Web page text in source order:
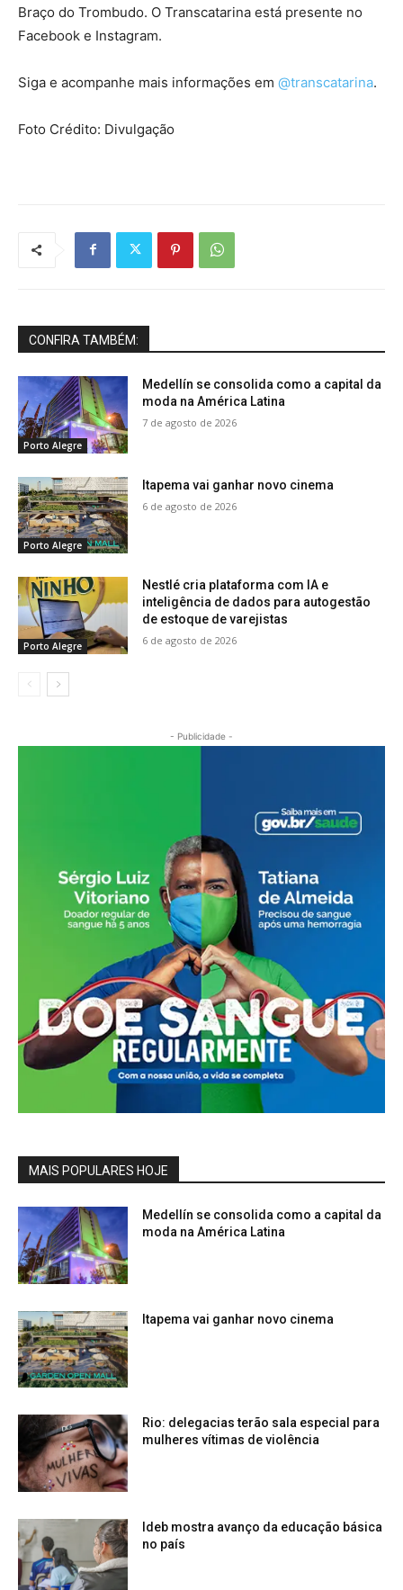
Braço do Trombudo. O Transcatarina está presente no
Facebook e Instagram.
Siga e acompanhe mais informações em @transcatarina.
Foto Crédito: Divulgação
CONFIRA TAMBÉM:
Porto Alegre
Medellín se consolida como a capital da
moda na América Latina
7 de agosto de 2026
Porto Alegre
Itapema vai ganhar novo cinema
6 de agosto de 2026
Porto Alegre
Nestlé cria plataforma com IA e
inteligência de dados para autogestão
de estoque de varejistas
6 de agosto de 2026
- Publicidade -
MAIS POPULARES HOJE
Medellín se consolida como a capital da
moda na América Latina
Itapema vai ganhar novo cinema
Rio: delegacias terão sala especial para
mulheres vítimas de violência
Ideb mostra avanço da educação básica
no país